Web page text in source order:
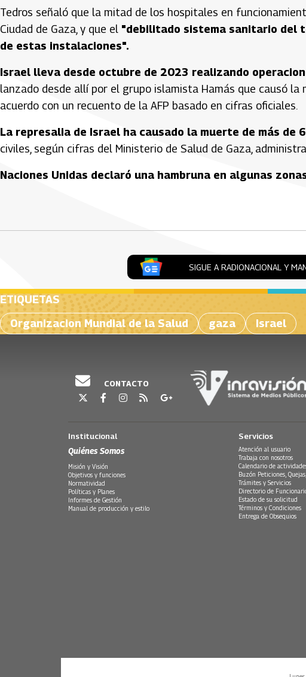
Tedros señaló que la mitad de los hospitales en
Ciudad de Gaza, y que el "debilitado sistema sanitario del
de estas instalaciones".
Israel lleva desde octubre de 2023 realizando
lanzado desde allí por el grupo islamista Hamás que causó la
acuerdo con un recuento de la AFP basado en cifras oficiales.
La represalia de Israel ha causado la muerte de más de
civiles, según cifras del Ministerio de Salud de Gaza,
Naciones Unidas declaró una hambruna en algunas
SIGUE A RADIONACIONAL Y
ETIQUETAS
Organizacion Mundial de la Salud
gaza Israel
CONTACTO
Institucional
Quiénes Somos
Misión y Visión
Objetivos y funciones
Normatividad
Políticas y Planes
Informes de Gestión
Manual de producción y estilo
Servicios
Atención al usuario
Trabaja con nosotros
Calendario de
Buzón Peticiones,
Trámites y Servicios
Directorio de
Estado de su solicitud
Términos y Condiciones
Entrega de Obsequios